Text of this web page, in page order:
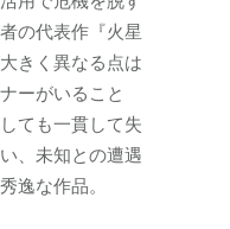
の代表作『火星
きく異なる点は
ーがいること
ても一貫して失
、未知との遭遇
逸な作品。